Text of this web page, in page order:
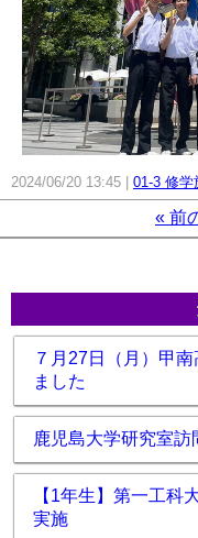
2024/06/20 13:45 01-3 修学
« 前
７月27日（月）甲
ました
鹿児島大学研究室訪
【1年生】第一工科
実施